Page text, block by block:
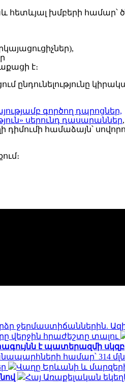
խմբերի համար՝
է։
ընդունելությունը
գործող դպրոցներ,
սերունդ դասարաններ,
համաձայն՝
ջերմաստիճաններին.
վերջին հրաժեշտը տալու
է պատերազմի
համար՝ 314
Վաղը Երևանի և մարզերի
Հայ Առաքելական